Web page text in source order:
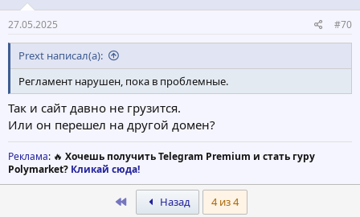
27.05.2025 #70
Prext написал(а):
Регламент нарушен, пока в проблемные.
Так и сайт давно не грузится.
Или он перешел на другой домен?
Реклама: 🔥 Хочешь получить Telegram Premium и стать гуру
Polymarket? Кликай сюда!
First Назад 4 из 4